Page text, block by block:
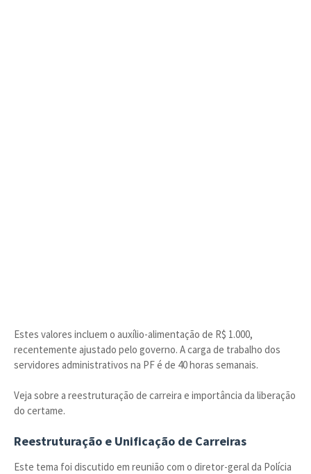
Estes valores incluem o auxílio-alimentação de R$ 1.000,
recentemente ajustado pelo governo. A carga de trabalho dos
servidores administrativos na PF é de 40 horas semanais.
Veja sobre a reestruturação de carreira e importância da liberação
do certame.
Reestruturação e Unificação de Carreiras
Este tema foi discutido em reunião com o diretor-geral da Polícia